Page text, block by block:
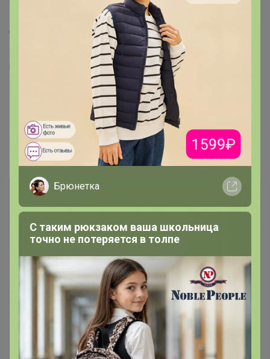
Добрый вечер! Оплату завтра сделаю в течении дня.
https://24-ok.ru/topic/486435
Показаны записи 1-4
Чтобы ответить или задать вопрос
необходимо авторизоваться на сайте
Это займет меньше минуты
Войти Зарегистрироваться
Брюнетка
С таким рюкзаком ваша школьница
точно не потеряется в толпе